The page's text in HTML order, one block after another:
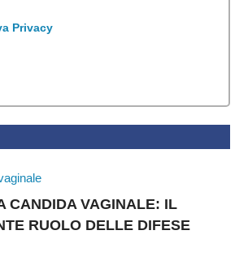
Privacy
CANDIDA VAGINALE: IL
RUOLO DELLE DIFESE